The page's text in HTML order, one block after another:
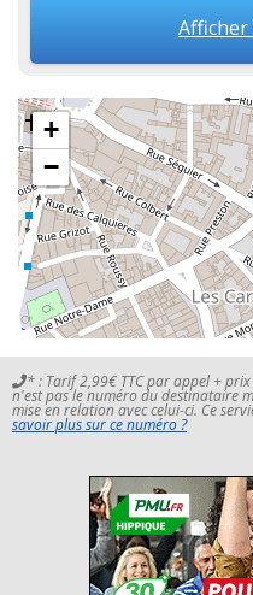
+
−
* : Tarif 2,99€ TTC par appel +
n'est pas le numéro du destinataire
mise en relation avec celui-ci. Ce
savoir plus sur ce numéro ?